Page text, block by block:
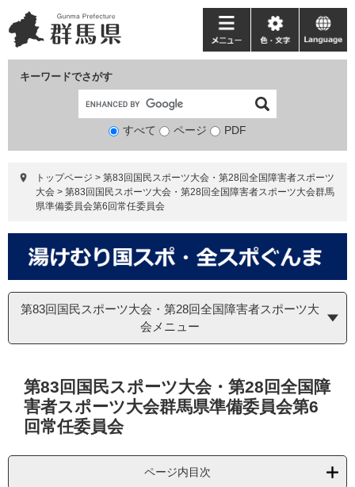
ー
ジ
ニ
ュ
て
キーワードでさがす
検
象
すべて ページ PDF
メ
ニ
ー
色・
文
language
トップページ > 第83回国民スポーツ大会・第28回全国障害者スポーツ
大会 > 第83回国民スポーツ大会・第28回全国障害者スポーツ大会群馬
県準備委員会第6回常任委員会
第83回国民スポーツ大会・第28回全国障害者スポーツ大
会メニュー
第83回国民スポーツ大会・第28回全国障
害者スポーツ大会群馬県準備委員会第6
回常任委員会
ページ内目次